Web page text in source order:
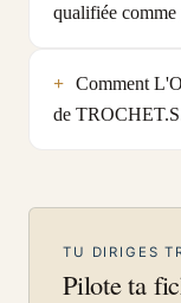
qualifiée
Comment
de
TU DIRIGES
Pilote ta